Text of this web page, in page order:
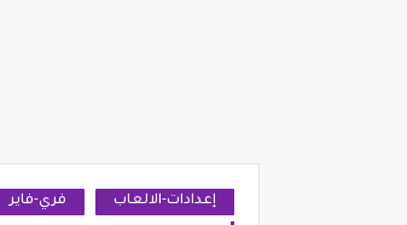
إعدادات-الالعاب فري-فاير